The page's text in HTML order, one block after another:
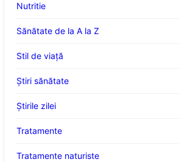
Nutritie
Sănătate de la A la Z
Stil de viaţă
Ştiri sănătate
Știrile zilei
Tratamente
Tratamente naturiste